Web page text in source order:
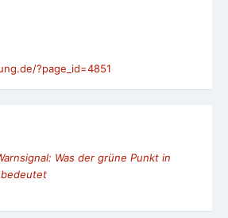
?page_id=4851
Was der grüne Punkt in